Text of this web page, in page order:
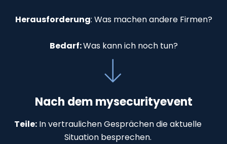
Herausforderung: Was machen andere Firmen?
Bedarf:Was kann ich noch tun?
Nach dem mysecurityevent
Teile: In vertraulichen Gesprächen die aktuelle
Situation besprechen.